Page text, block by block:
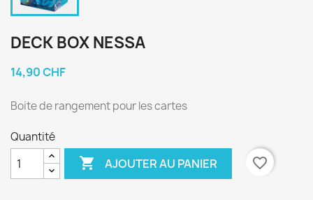
DECK BOX NESSA
14,90 CHF
Boite de rangement pour les cartes
Quantité
 AJOUTER AU PANIER favorite_border